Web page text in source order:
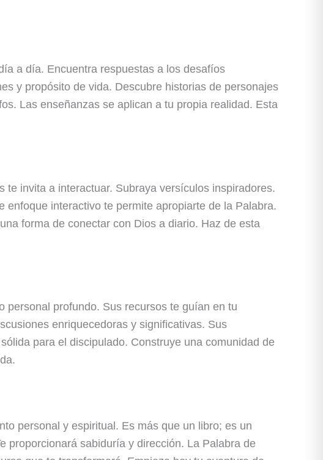
a día. Encuentra respuestas a los desafíos
y propósito de vida. Descubre historias de personajes
Las enseñanzas se aplican a tu propia realidad. Esta
te invita a interactuar. Subraya versículos inspiradores.
interactivo te permite apropiarte de la Palabra.
forma de conectar con Dios a diario. Haz de esta
personal profundo. Sus recursos te guían en tu
enriquecedoras y significativas. Sus
para el discipulado. Construye una comunidad de
personal y espiritual. Es más que un libro; es un
proporcionará sabiduría y dirección. La Palabra de